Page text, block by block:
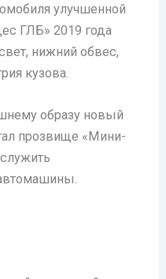
улучшенной
ГЛБ» 2019 года
нижний обвес,
кузова.
образу новый
прозвище «Мини-